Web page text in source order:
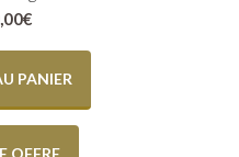
€
PANIER
OFFRE